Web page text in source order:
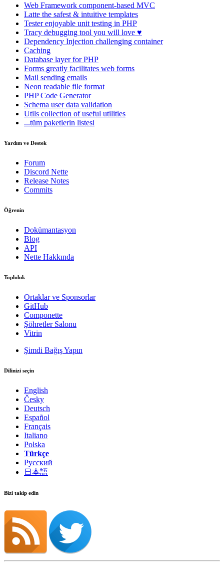
Web Framework component-based MVC
Latte the safest & intuitive templates
Testerenjoyable unit testing in PHP
Tracy debugging tool you will love ♥
Dependency Injection challenging container
Caching
Database layer for PHP
Forms greatly facilitates web forms
Mail sending emails
Neon readable file format
PHP Code Generator
Schema user data validation
Utils collection of useful utilities
...tüm paketlerin listesi
Yardım ve Destek
Forum
Discord Nette
Release Notes
Commits
Öğrenin
Dokümantasyon
Blog
API
Nette Hakkında
Topluluk
Ortaklar ve Sponsorlar
GitHub
Componette
Şöhretler Salonu
Vitrin
Şimdi Bağış Yapın
Dilinizi seçin
English
Česky
Deutsch
Español
Français
Italiano
Polska
Türkçe
Русский
日本語
Bizi takip edin